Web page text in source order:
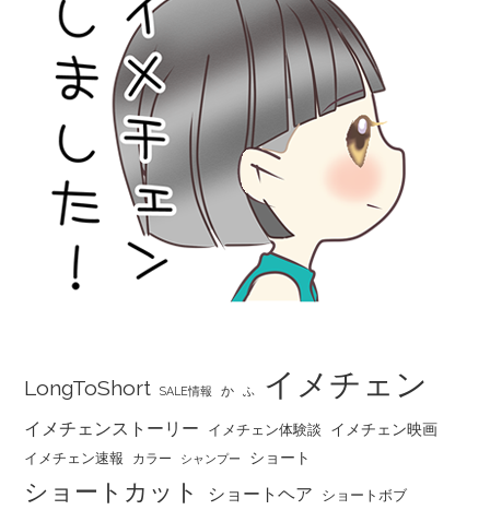
LongToShort SALE情報 か ふ イメチェン
イメチェンストーリー イメチェン体験談 イメチェン映画
イメチェン速報 カラー シャンプー ショート
ショートカット ショートヘア ショートボブ